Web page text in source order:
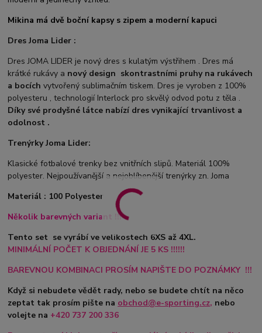
Mikina má dvě boční kapsy s zipem a moderní kapuci
Dres Joma Lider :
Dres JOMA LIDER je nový dres s kulatým výstřihem . Dres má
krátké rukávy a nový design skontrastními pruhy na rukávech
a bocíchvytvořený sublimačním tiskem. Dres je vyroben z 100%
polyesteru , technologií Interlock pro skvělý odvod potu z těla .
Díky své prodyšné látce nabízí dres vynikající trvanlivost a
odolnost .
Trenýrky Joma Lider:
Klasické fotbalové trenky bez vnitřních slipů. Materiál 100%
polyester. Nejpoužívanější a nejoblíbenější trenýrky zn. Joma
Materiál : 100 Polyester
Několik barevných variant !!!
Tento set se vyrábí ve velikostech 6XS až 4XL.
MINIMÁLNÍ POČET K OBJEDNÁNÍ JE 5 KS !!!!!!
BAREVNOU KOMBINACI PROSÍM NAPIŠTE DO POZNÁMKY !!!
Když si nebudete vědět rady, nebo se budete chtít na něco
zeptat tak prosím pište na obchod@e-sporting.cz, nebo
volejte na +420 737 200 336